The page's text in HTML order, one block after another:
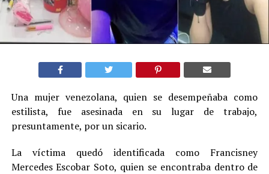
Una mujer venezolana, quien se desempeñaba como
estilista, fue asesinada en su lugar de trabajo,
presuntamente, por un sicario.
La víctima quedó identificada como Francisney
Mercedes Escobar Soto, quien se encontraba dentro de